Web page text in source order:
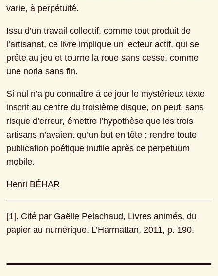
varie, à perpétuité.
Issu d’un travail collectif, comme tout produit de
l’artisanat, ce livre implique un lecteur actif, qui se
prête au jeu et tourne la roue sans cesse, comme
une noria sans fin.
Si nul n’a pu connaître à ce jour le mystérieux texte
inscrit au centre du troisième disque, on peut, sans
risque d’erreur, émettre l’hypothèse que les trois
artisans n’avaient qu’un but en tête : rendre toute
publication poétique inutile après ce perpetuum
mobile.
Henri BÉHAR
[1]. Cité par Gaëlle Pelachaud, Livres animés, du
papier au numérique. L’Harmattan, 2011, p. 190.